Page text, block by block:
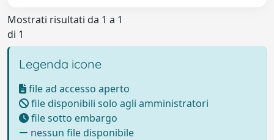
Mostrati risultati da 1 a 1
di 1
Legenda icone
file ad accesso aperto
file disponibili solo agli amministratori
file sotto embargo
nessun file disponibile